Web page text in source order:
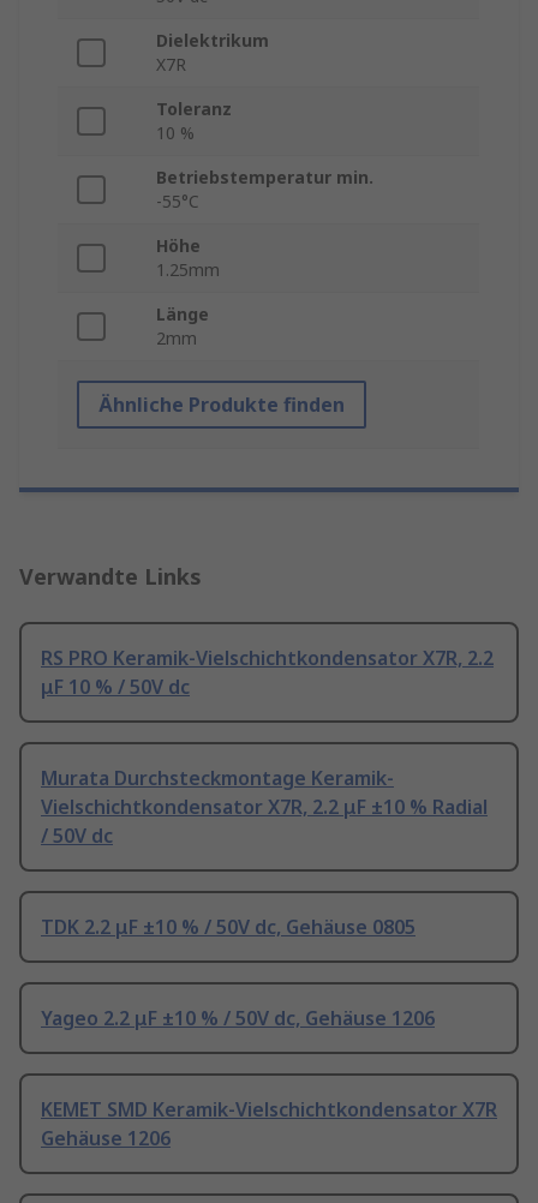
Dielektrikum
X7R
Toleranz
10 %
Betriebstemperatur min.
-55°C
Höhe
1.25mm
Länge
2mm
Ähnliche Produkte finden
Verwandte Links
RS PRO Keramik-Vielschichtkondensator X7R, 2.2
μF 10 % / 50V dc
Murata Durchsteckmontage Keramik-
Vielschichtkondensator X7R, 2.2 μF ±10 % Radial
/ 50V dc
TDK 2.2 μF ±10 % / 50V dc, Gehäuse 0805
Yageo 2.2 μF ±10 % / 50V dc, Gehäuse 1206
KEMET SMD Keramik-Vielschichtkondensator X7R
Gehäuse 1206